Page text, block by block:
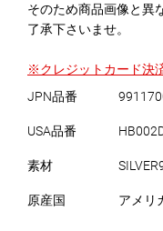
そのため商品画像と異
了承下さいませ。
※クレジットカード決
JPN品番
USA品番
素材
原産国 アメリ